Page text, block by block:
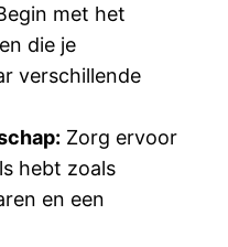
met het
die je
verschillende
Zorg ervoor
hebt zoals
en een